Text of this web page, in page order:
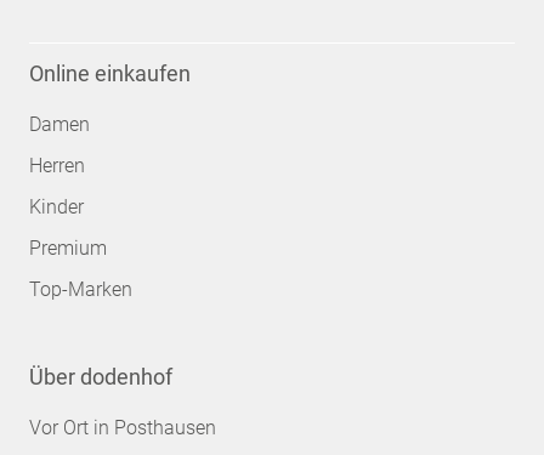
Online einkaufen
Damen
Herren
Kinder
Premium
Top-Marken
Über dodenhof
Vor Ort in Posthausen